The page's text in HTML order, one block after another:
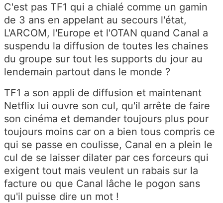
C'est pas TF1 qui a chialé comme un gamin
de 3 ans en appelant au secours l'état,
L'ARCOM, l'Europe et l'OTAN quand Canal a
suspendu la diffusion de toutes les chaines
du groupe sur tout les supports du jour au
lendemain partout dans le monde ?
TF1 a son appli de diffusion et maintenant
Netflix lui ouvre son cul, qu'il arrête de faire
son cinéma et demander toujours plus pour
toujours moins car on a bien tous compris ce
qui se passe en coulisse, Canal en a plein le
cul de se laisser dilater par ces forceurs qui
exigent tout mais veulent un rabais sur la
facture ou que Canal lâche le pogon sans
qu'il puisse dire un mot !